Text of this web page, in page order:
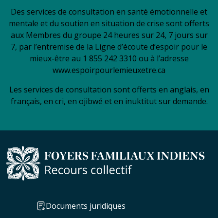
Des services de consultation en santé émotionnelle et
mentale et du soutien en situation de crise sont offerts
aux Membres du groupe 24 heures sur 24, 7 jours sur
7, par l’entremise de la Ligne d’écoute d’espoir pour le
mieux-être au 1 855 242 3310 ou à l’adresse
www.espoirpourlemieuxetre.ca
Les services de consultation sont offerts en anglais, en
français, en cri, en ojibwé et en inuktitut sur demande.
Documents juridiques